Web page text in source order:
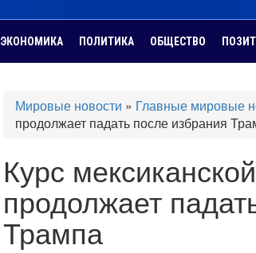
ЭКОНОМИКА ПОЛИТИКА ОБЩЕСТВО
Мировые новости » Главные мировые
продолжает падать после избрания
Курс
продолжает
Трампа